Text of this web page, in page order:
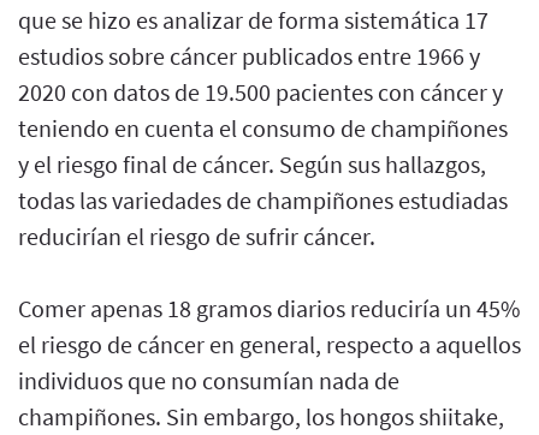
que se hizo es analizar de forma sistemática 17
estudios sobre cáncer publicados entre 1966 y
2020 con datos de 19.500 pacientes con cáncer y
teniendo en cuenta el consumo de champiñones
y el riesgo final de cáncer. Según sus hallazgos,
todas las variedades de champiñones estudiadas
reducirían el riesgo de sufrir cáncer.
Comer apenas 18 gramos diarios reduciría un 45%
el riesgo de cáncer en general, respecto a aquellos
individuos que no consumían nada de
champiñones. Sin embargo, los hongos shiitake,